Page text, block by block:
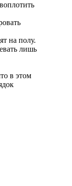
на полу.
лишь
в этом